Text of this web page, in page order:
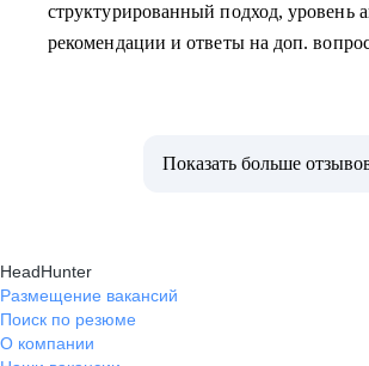
структурированный подход, уровень
рекомендации и ответы на доп.
Показать больше
HeadHunter
Размещение вакансий
Поиск по резюме
О компании